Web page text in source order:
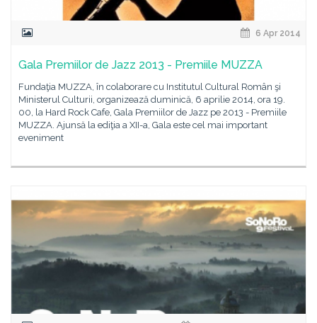
6 Apr 2014
Gala Premiilor de Jazz 2013 - Premiile MUZZA
Fundaţia MUZZA, în colaborare cu Institutul Cultural Român şi
Ministerul Culturii, organizează duminică, 6 aprilie 2014, ora 19.
00, la Hard Rock Cafe, Gala Premiilor de Jazz pe 2013 - Premiile
MUZZA. Ajunsă la ediţia a XII-a, Gala este cel mai important
eveniment